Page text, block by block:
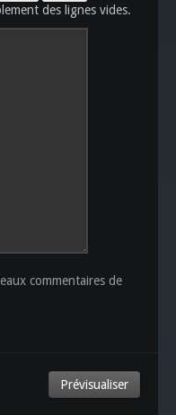
des lignes vides.
commentaires de